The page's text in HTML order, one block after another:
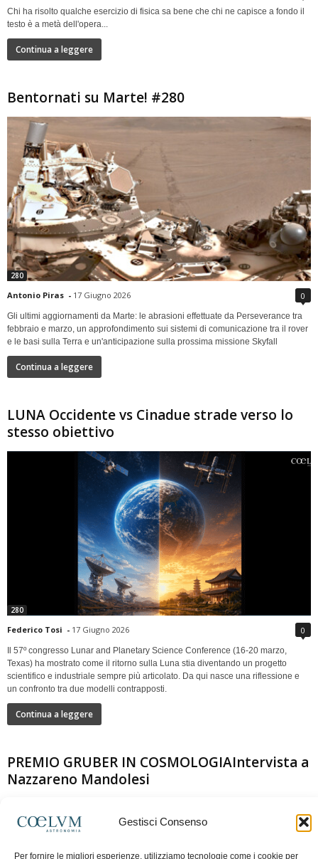
Gestisci Consenso
Per fornire le migliori esperienze, utilizziamo tecnologie come i cookie per
Chi ha risolto qualche esercizio di fisica sa bene che chi ne capisce a fondo il
testo è a metà dell'opera...
Continua a leggere
Bentornati su Marte! #280
280
Antonio Piras - 17 Giugno 2026 0
Gli ultimi aggiornamenti da Marte: le abrasioni effettuate da Perseverance tra
febbraio e marzo, un approfondimento sui sistemi di comunicazione tra il rover
e le basi sulla Terra e un'anticipazione sulla prossima missione Skyfall
Continua a leggere
LUNA Occidente vs Cinadue strade verso lo
stesso obiettivo
280
Federico Tosi - 17 Giugno 2026 0
Il 57º congresso Lunar and Planetary Science Conference (16-20 marzo,
Texas) ha mostrato come il ritorno sulla Luna stia diventando un progetto
scientifico e industriale sempre più articolato. Da qui nasce una riflessione e
un confronto tra due modelli contrapposti.
Continua a leggere
PREMIO GRUBER IN COSMOLOGIAIntervista a
Nazzareno Mandolesi